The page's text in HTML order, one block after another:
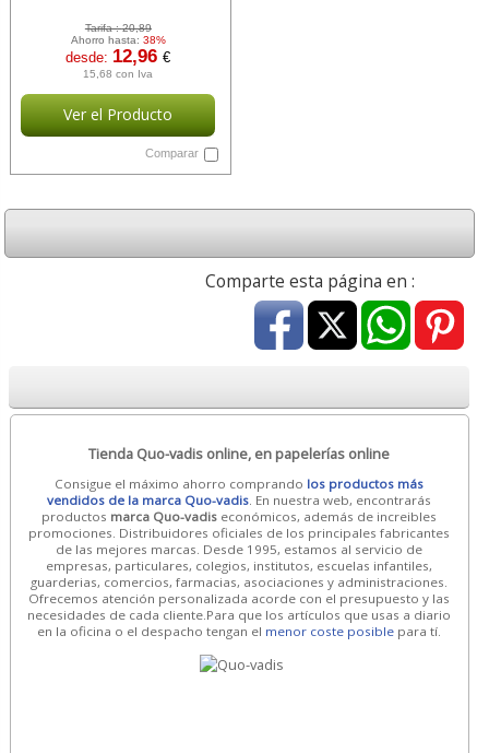
Tarifa :20,89
Ahorro hasta: 38%
desde: 12,96€
15,68 con Iva
Ver el Producto
Comparar
Comparte esta página en :
Tienda Quo-vadis online, en papelerías online
Consigue el máximo ahorro comprando los productos más
vendidos de la marca Quo-vadis. En nuestra web, encontrarás
productos marca Quo-vadis económicos, además de increibles
promociones. Distribuidores oficiales de los principales fabricantes
de las mejores marcas. Desde 1995, estamos al servicio de
empresas, particulares, colegios, institutos, escuelas infantiles,
guarderias, comercios, farmacias, asociaciones y administraciones.
Ofrecemos atención personalizada acorde con el presupuesto y las
necesidades de cada cliente.Para que los artículos que usas a diario
en la oficina o el despacho tengan el menor coste posible para tí.